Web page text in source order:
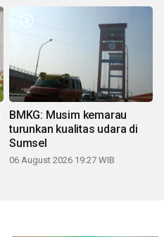
BMKG: Musim kemarau
turunkan kualitas udara di
Sumsel
06 August 2026 19:27 WIB